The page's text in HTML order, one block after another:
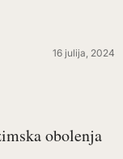
16 julija, 2024
obolenja